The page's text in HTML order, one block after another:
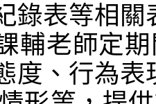
錄表等相關
輔老師定
度、行為表